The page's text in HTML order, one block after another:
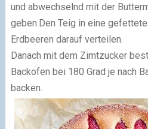
und abwechselnd mit der
geben.Den Teig in eine
Erdbeeren darauf verteilen.
Danach mit dem Zimtzucker
Backofen bei 180 Grad je nach
backen.